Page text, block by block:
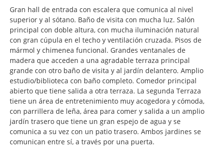
Gran hall de entrada con escalera que comunica al nivel
superior y al sótano. Baño de visita con mucha luz. Salón
principal con doble altura, con mucha iluminación natural
con gran cúpula en el techo y ventilación cruzada. Pisos de
mármol y chimenea funcional. Grandes ventanales de
madera que acceden a una agradable terraza principal
grande con otro baño de visita y al jardín delantero. Amplio
estudio/biblioteca con baño completo. Comedor principal
abierto que tiene salida a otra terraza. La segunda Terraza
tiene un área de entretenimiento muy acogedora y cómoda,
con parrillera de leña, área para comer y salida a un amplio
jardín trasero que tiene un gran espejo de agua y se
comunica a su vez con un patio trasero. Ambos jardines se
comunican entre sí, a través por una puerta.